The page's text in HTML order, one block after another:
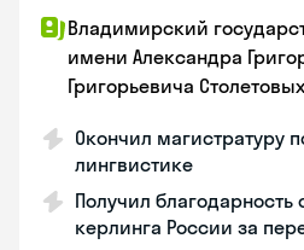
Владимирский
имени Александра
Григорьевича Столетовых
Окончил магистратуру
лингвистике
Получил
керлинга России за